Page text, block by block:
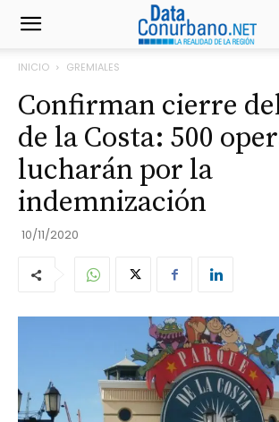
INICIO GREMIALES
Confirman cierre
de la Costa: 500
lucharán por la
indemnización
10/11/2020